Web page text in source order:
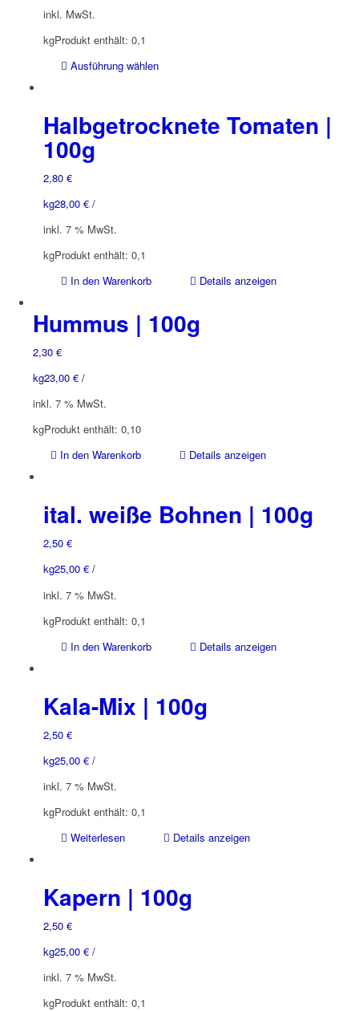
inkl. MwSt.
Produkt enthält: 0,1
kg
Ausführung wählen
mehrere
Varianten
werden
Halbgetrocknete Tomaten |
100g
2,80 €
28,00 €/
kg
inkl. 7 % MwSt.
Produkt enthält: 0,1
kg
In den Warenkorb
Details anzeigen
Hummus | 100g
2,30 €
23,00 €/
kg
inkl. 7 % MwSt.
Produkt enthält: 0,10
kg
In den Warenkorb
Details anzeigen
ital. weiße Bohnen | 100g
2,50 €
25,00 €/
kg
inkl. 7 % MwSt.
Produkt enthält: 0,1
kg
In den Warenkorb
Details anzeigen
Kala-Mix | 100g
2,50 €
25,00 €/
kg
inkl. 7 % MwSt.
Produkt enthält: 0,1
kg
Weiterlesen
Details anzeigen
Kapern | 100g
2,50 €
25,00 €/
kg
inkl. 7 % MwSt.
Produkt enthält: 0,1
kg